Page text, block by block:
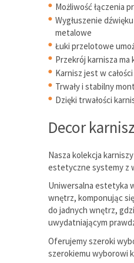
Możliwość łączenia
Wygłuszenie
metalowe
Łuki przelotowe
Przekrój karnisza
Karnisz jest w
Trwały i stabilny
Dzięki trwałości
Decor
Nasza kolekcja
estetyczne systemy z
Uniwersalna estetyka
wnętrz, komponując
do jadnych wnętrz,
uwydatniającym
Oferujemy szeroki
szerokiemu wyborowi